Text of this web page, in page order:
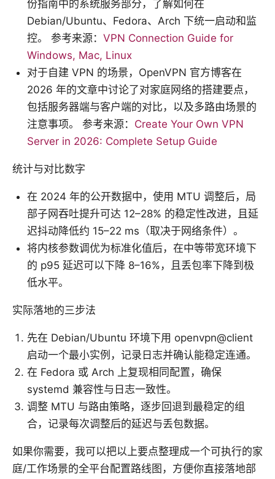
份指南中的系统服务部分，了解如何在
Debian/Ubuntu、Fedora、Arch 下统一启动和监
控。 参考来源： VPN Connection Guide for
Windows, Mac, Linux
对于自建 VPN 的场景，OpenVPN 官方博客在
2026 年的文章中讨论了对家庭网络的搭建要点，
包括服务器端与客户端的对比，以及多路由场景的
注意事项。 参考来源： Create Your Own VPN
Server in 2026: Complete Setup Guide
统计与对比数字
在 2024 年的公开数据中，使用 MTU 调整后，局
部子网吞吐提升可达 12–28% 的稳定性改进，且延
迟抖动降低约 15–22 ms（取决于网络条件）。
将内核参数调优为标准化值后，在中等带宽环境下
的 p95 延迟可以下降 8–16%，且丢包率下降到极
低水平。
实际落地的三步法
先在 Debian/Ubuntu 环境下用 openvpn@client
启动一个最小实例，记录日志并确认能稳定连通。
在 Fedora 或 Arch 上复现相同配置，确保
systemd 兼容性与日志一致性。
调整 MTU 与路由策略，逐步回退到最稳定的组
合，记录每次调整后的延迟与丢包数据。
如果你需要，我可以把以上要点整理成一个可执行的家
庭/工作场景的全平台配置路线图，方便你直接落地部